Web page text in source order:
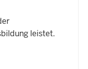
leistet.